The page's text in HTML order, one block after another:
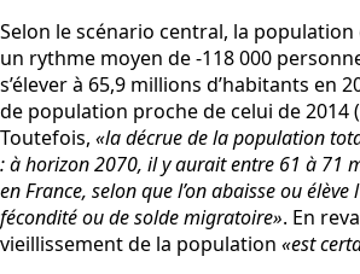
Selon le scénario central, la
un rythme moyen de -118 000
s’élever à 65,9 millions d’habitants en
de population proche de celui de 2014
Toutefois, «la décrue de la population
: à horizon 2070, il y aurait entre 61 à 71
en France, selon que l’on abaisse ou élève
fécondité ou de solde migratoire». En
vieillissement de la population «est